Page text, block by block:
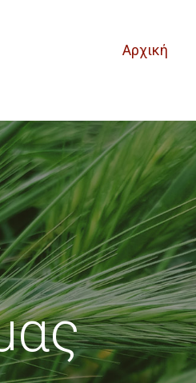
Αρχική